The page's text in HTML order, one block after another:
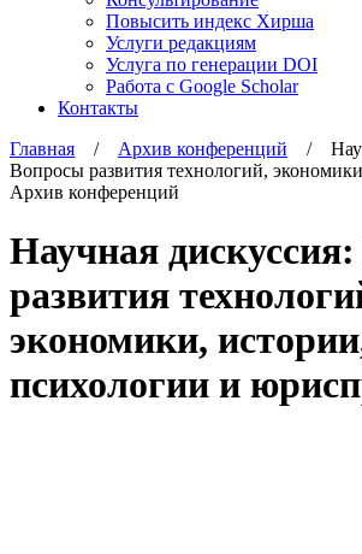
Повысить индекс Хирша
Услуги редакциям
Услуга по генерации DOI
Работа с Google Scholar
Контакты
Главная / Архив конференций /
Вопросы развития технологий,
Архив конференций
Научная
развития
экономики,
психологии и